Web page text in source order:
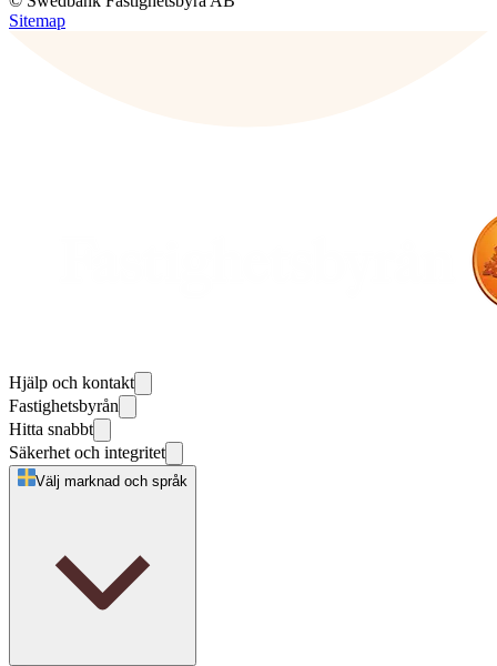
Sitemap
Hjälp och kontakt
Fastighetsbyrån
Hitta snabbt
Säkerhet och integritet
Välj marknad och språk